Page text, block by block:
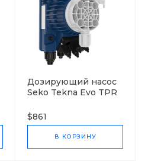
Дозирующий насос
Seko Tekna Evo TPR
$861
В КОРЗИНУ